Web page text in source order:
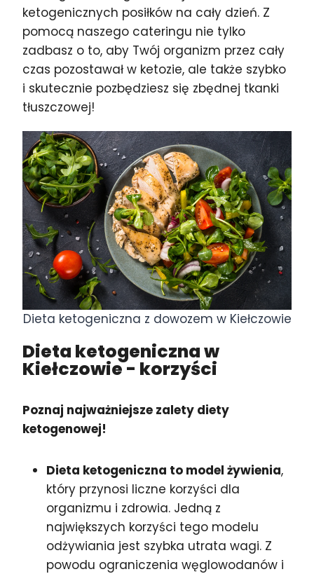
ketogenicznych posiłków na cały dzień. Z
pomocą naszego cateringu nie tylko
zadbasz o to, aby Twój organizm przez cały
czas pozostawał w ketozie, ale także szybko
i skutecznie pozbędziesz się zbędnej tkanki
tłuszczowej!
Dieta ketogeniczna z dowozem w Kiełczowie
Dieta ketogeniczna w
Kiełczowie- korzyści
Poznaj najważniejsze zalety diety
ketogenowej!
Dieta ketogeniczna to model żywienia,
który przynosi liczne korzyści dla
organizmu i zdrowia. Jedną z
największych korzyści tego modelu
odżywiania jest szybka utrata wagi. Z
powodu ograniczenia węglowodanów i